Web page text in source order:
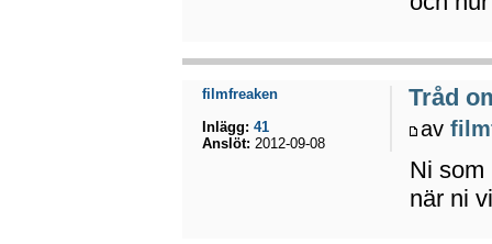
Tråd
av
Ni som
när ni
filmfreaken
Inlägg: 41
Anslöt: 2012-09-08